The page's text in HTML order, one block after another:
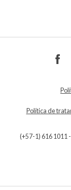
Política de
(+57-1) 616 1011